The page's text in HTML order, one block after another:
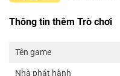
Thông tin thêm Trò chơi
Tên game
Nhà phát hành